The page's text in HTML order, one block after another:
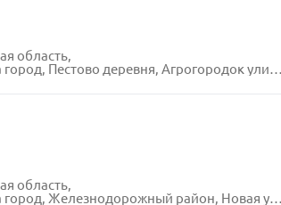
область,
Пестово деревня, Агрогородок улица, 6
область,
Железнодорожный район, Новая улица, 55